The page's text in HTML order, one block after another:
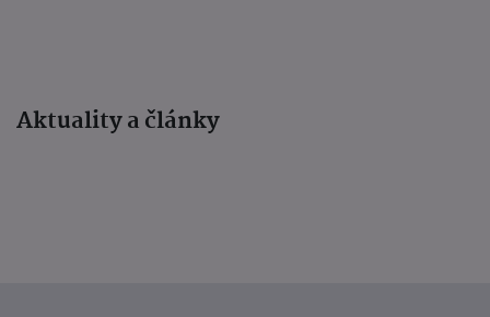
Aktuality a články